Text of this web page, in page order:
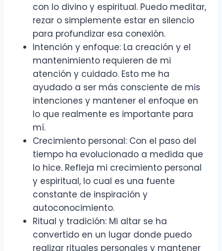
con lo divino y espiritual. Puedo meditar,
rezar o simplemente estar en silencio
para profundizar esa conexión.
Intención y enfoque: La creación y el
mantenimiento requieren de mi
atención y cuidado. Esto me ha
ayudado a ser más consciente de mis
intenciones y mantener el enfoque en
lo que realmente es importante para
mí.
Crecimiento personal: Con el paso del
tiempo ha evolucionado a medida que
lo hice. Refleja mi crecimiento personal
y espiritual, lo cual es una fuente
constante de inspiración y
autoconocimiento.
Ritual y tradición: Mi altar se ha
convertido en un lugar donde puedo
realizar rituales personales y mantener